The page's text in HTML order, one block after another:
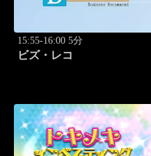
15:55-16:00 5分
ビズ・レコ